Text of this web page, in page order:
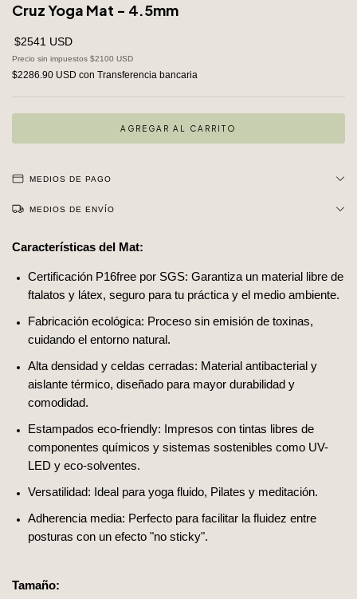
Cruz Yoga Mat - 4.5mm
$2541 USD
Precio sin impuestos $2100 USD
$2286.90 USD con Transferencia bancaria
MEDIOS DE PAGO
MEDIOS DE ENVÍO
Características del Mat:
Certificación P16free por SGS: Garantiza un material libre de
ftalatos y látex, seguro para tu práctica y el medio ambiente.
Fabricación ecológica: Proceso sin emisión de toxinas,
cuidando el entorno natural.
Alta densidad y celdas cerradas: Material antibacterial y
aislante térmico, diseñado para mayor durabilidad y
comodidad.
Estampados eco-friendly: Impresos con tintas libres de
componentes químicos y sistemas sostenibles como UV-
LED y eco-solventes.
Versatilidad: Ideal para yoga fluido, Pilates y meditación.
Adherencia media: Perfecto para facilitar la fluidez entre
posturas con un efecto "no sticky".
Tamaño: